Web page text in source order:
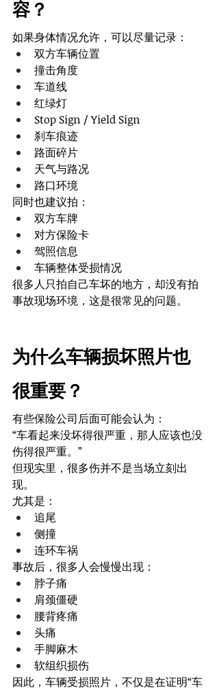
容？
如果身体情况允许，可以尽量记录：
双方车辆位置
撞击角度
车道线
红绿灯
Stop Sign / Yield Sign
刹车痕迹
路面碎片
天气与路况
路口环境
同时也建议拍：
双方车牌
对方保险卡
驾照信息
车辆整体受损情况
很多人只拍自己车坏的地方，却没有拍
事故现场环境，这是很常见的问题。
为什么车辆损坏照片也
很重要？
有些保险公司后面可能会认为：
“车看起来没坏得很严重，那人应该也没
伤得很严重。”
但现实里，很多伤并不是当场立刻出
现。
尤其是：
追尾
侧撞
连环车祸
事故后，很多人会慢慢出现：
脖子痛
肩颈僵硬
腰背疼痛
头痛
手脚麻木
软组织损伤
因此，车辆受损照片，不仅是在证明“车